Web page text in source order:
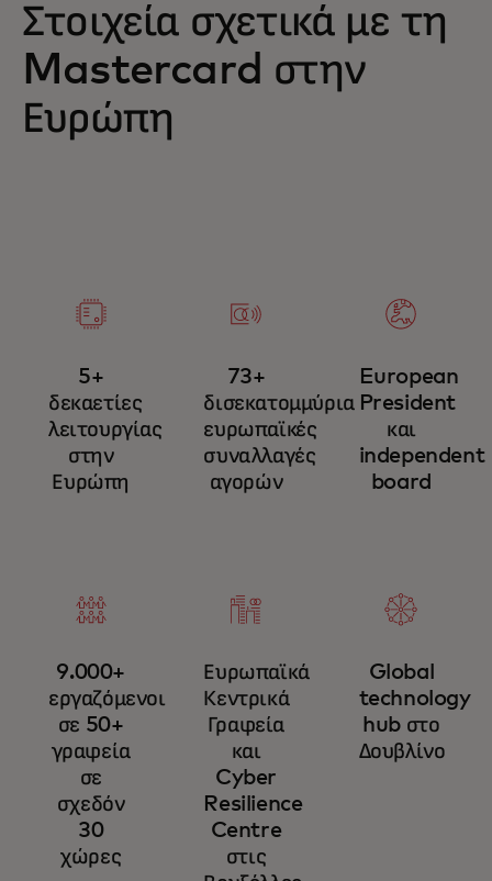
Στοιχεία σχετικά με τη
Mastercard στην
Ευρώπη
5+
δεκαετίες
λειτουργίας
στην
Ευρώπη
73+
δισεκατομμύρια
ευρωπαϊκές
συναλλαγές
αγορών
European
President
και
independent
board
9.000+
εργαζόμενοι
σε 50+
γραφεία
σε
σχεδόν
30
χώρες
Ευρωπαϊκά
Κεντρικά
Γραφεία
και
Cyber
Resilience
Centre
στις
Global
technology
hub στο
Δουβλίνο